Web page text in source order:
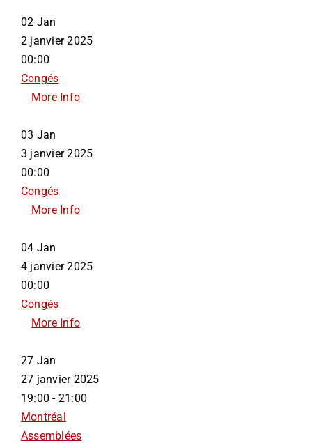
02 Jan
2 janvier 2025
00:00
Congés
More Info
03 Jan
3 janvier 2025
00:00
Congés
More Info
04 Jan
4 janvier 2025
00:00
Congés
More Info
27 Jan
27 janvier 2025
19:00 - 21:00
Montréal
Assemblées